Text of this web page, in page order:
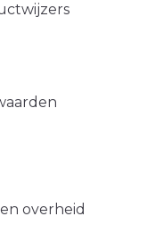
overheid